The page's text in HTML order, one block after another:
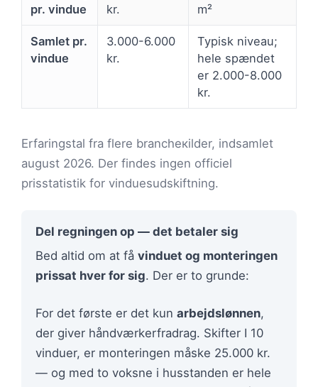
pr. vindue
kr.
m²
Samlet pr.
vindue
3.000-6.000
kr.
Typisk niveau;
hele spændet
er 2.000-8.000
kr.
Erfaringstal fra flere brancheкilder, indsamlet
august 2026. Der findes ingen officiel
prisstatistik for vinduesudskiftning.
Del regningen op — det betaler sig
Bed altid om at få vinduet og monteringen
prissat hver for sig. Der er to grunde:
For det første er det kun arbejdslønnen,
der giver håndværkerfradrag. Skifter I 10
vinduer, er monteringen måske 25.000 kr.
— og med to voksne i husstanden er hele